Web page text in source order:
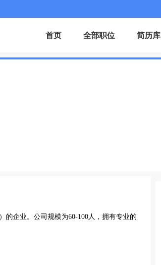
首页 全部职位 简历库
的企业。公司规模为60-100人，拥有专业的